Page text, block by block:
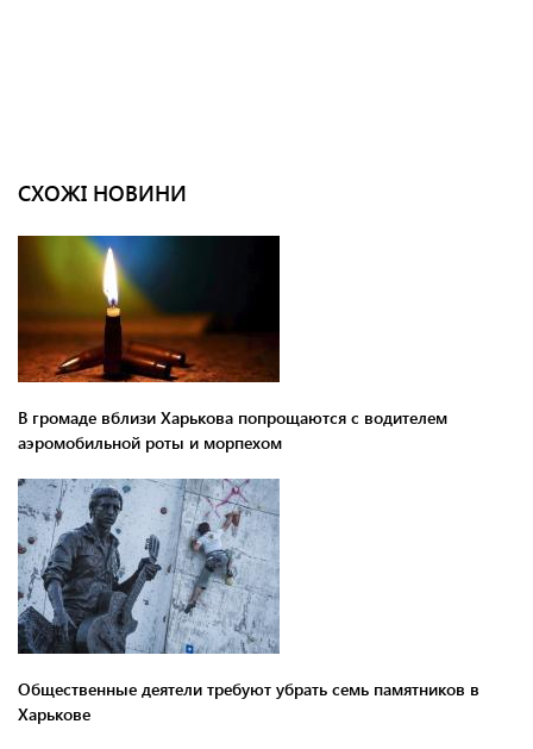
СХОЖІ НОВИНИ
В громаде вблизи Харькова попрощаются с водителем
аэромобильной роты и морпехом
Общественные деятели требуют убрать семь памятников в
Харькове